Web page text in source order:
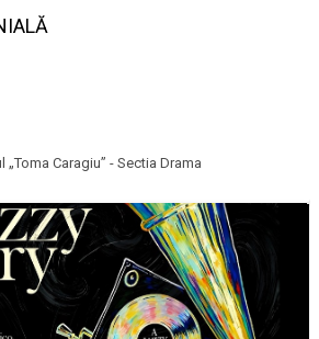
„Toma Caragiu” - Sectia Drama